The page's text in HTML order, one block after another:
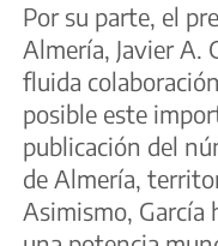
Por su parte, el
Almería, Javier A.
fluida
posible este
publicación del
de Almería,
Asimismo, García